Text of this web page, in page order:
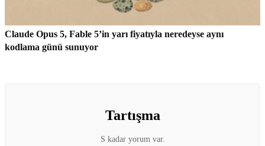
Claude Opus 5, Fable 5’in yarı fiyatıyla neredeyse aynı
kodlama günü sunuyor
Tartışma
S kadar yorum var.